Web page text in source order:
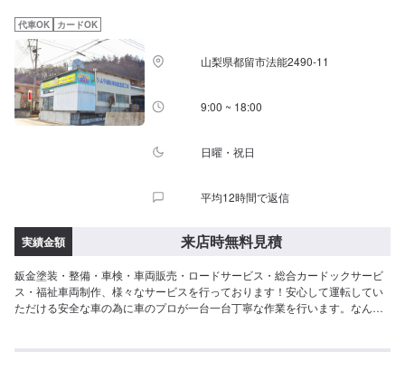
い。※代車の燃料代はお客様にご負担いただいております。-----ご来店時の注
意、受付方法-----入庫の際はお気をつけてお越しください。駐車スペースは事
務所前の空いているスペースに駐車してください。受付はスタッフへ「メン
テモで予約しました」とお伝えください。ご案内いたします。【定休日・営
業時間】定休日：年中無休（大型連休のみ休み）営業時間：9:00~18:00
代車OK カードOK
山梨県都留市法能2490-11
9:00 ~ 18:00
日曜・祝日
平均12時間で返信
実績金額 来店時無料見積
鈑金塗装・整備・車検・車両販売・ロードサービス・総合カードックサービ
ス・福祉車両制作、様々なサービスを行っております！安心して運転してい
ただける安全な車の為に車のプロが一台一台丁寧な作業を行います。なんで
【4】仕上がり次第納車〇納期について〇作業内容により、納期が決定いたし